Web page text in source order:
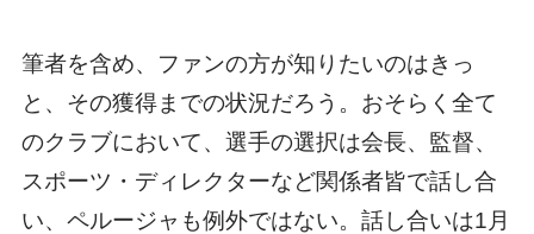
筆者を含め、ファンの方が知りたいのはきっ
と、その獲得までの状況だろう。おそらく全て
のクラブにおいて、選手の選択は会長、監督、
スポーツ・ディレクターなど関係者皆で話し合
い、ペルージャも例外ではない。話し合いは1月